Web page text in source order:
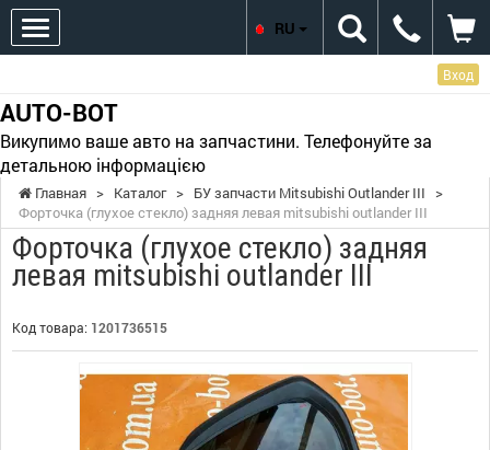
Вход
AUTO-BOT
Викупимо ваше авто на запчастини. Телефонуйте за
детальною інформацією
RU
Главная > Каталог > БУ запчасти Mitsubishi Outlander III
>
Форточка (глухое стекло) задняя левая mitsubishi outlander III
Форточка (глухое стекло) задняя
левая mitsubishi outlander III
Код товара: 1201736515